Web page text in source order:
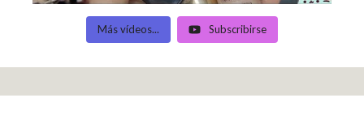
Más vídeos... Subscribirse